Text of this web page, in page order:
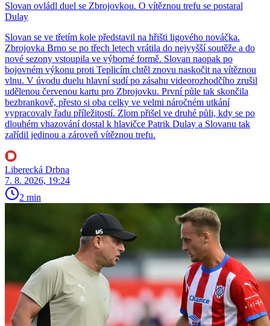
Slovan ovládl duel se Zbrojovkou. O vítěznou trefu se postaral
Dulay
Slovan se ve třetím kole představil na hřišti ligového nováčka.
Zbrojovka Brno se po třech letech vrátila do nejvyšší soutěže a do
nové sezony vstoupila ve výborné formě. Slovan naopak po
bojovném výkonu proti Teplicím chtěl znovu naskočit na vítěznou
vlnu. V úvodu duelu hlavní sudí po zásahu videorozhodčího zrušil
udělenou červenou kartu pro Zbrojovku. První půle tak skončila
bezbrankově, přesto si oba celky ve velmi náročném utkání
vypracovaly řadu příležitostí. Zlom přišel ve druhé půli, kdy se po
dlouhém vhazování dostal k hlavičce Patrik Dulay a Slovanu tak
zařídil jedinou a zároveň vítěznou trefu.
Liberecká Drbna
7. 8. 2026, 19:24
2 min